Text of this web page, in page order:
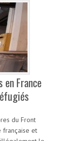
France
du Front
française et